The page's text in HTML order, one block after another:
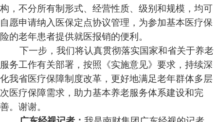
构，不分所有制形式、经营性质、级别和规模，均可
自愿申请纳入医保定点协议管理，为参加基本医疗保
险的老年患者提供就医报销的便利。
下一步，我们将认真贯彻落实国家和省关于养老
服务工作有关部署，按照《实施意见》要求，持续深
化我省医疗保障制度改革，更好地满足老年群体多层
次医疗保障需求，助力基本养老服务体系建设和完
善。谢谢。